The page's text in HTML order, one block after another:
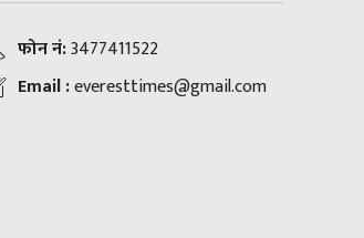
फोन नं:3477411522
Email :everesttimes@gmail.com